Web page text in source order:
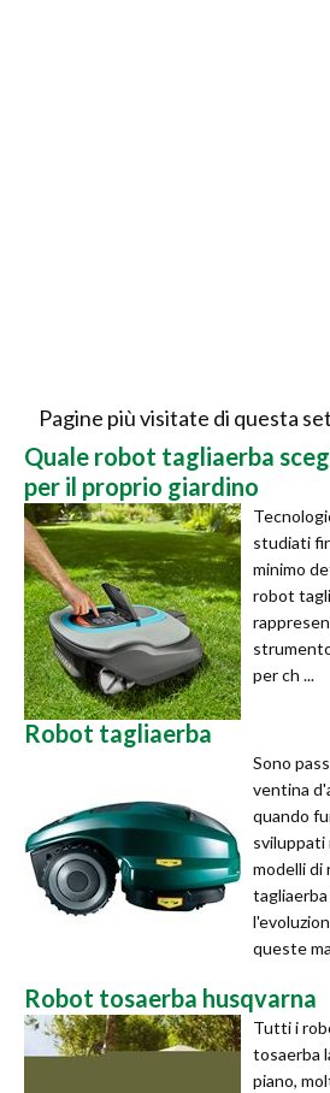
Pagine più visitate di questa
Quale robot tagliaerba
per il proprio giardino
studiati
minimo
robot
per ch ...
Robot tagliaerba
Sono
ventina
quando
sviluppati
modelli di
queste
Robot tosaerba husqvarna
Tutti i
tosaerba
piano,